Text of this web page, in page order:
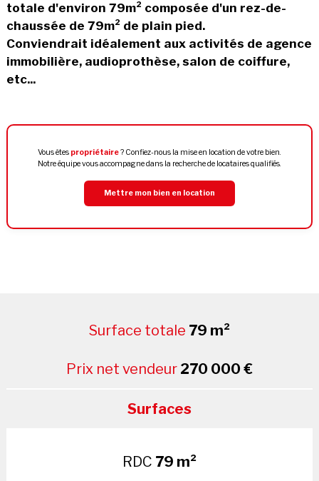
totale d'environ 79m² composée d'un rez-de-
chaussée de 79m² de plain pied.
Conviendrait idéalement aux activités de agence
immobilière, audioprothèse, salon de coiffure,
etc...
Vous êtes propriétaire? Confiez-nous la mise en location de votre bien.
Notre équipe vous accompagne dans la recherche de locataires qualifiés.
Mettre mon bien en location
Surface totale 79 m²
Prix net vendeur 270 000 €
Surfaces
RDC 79 m²